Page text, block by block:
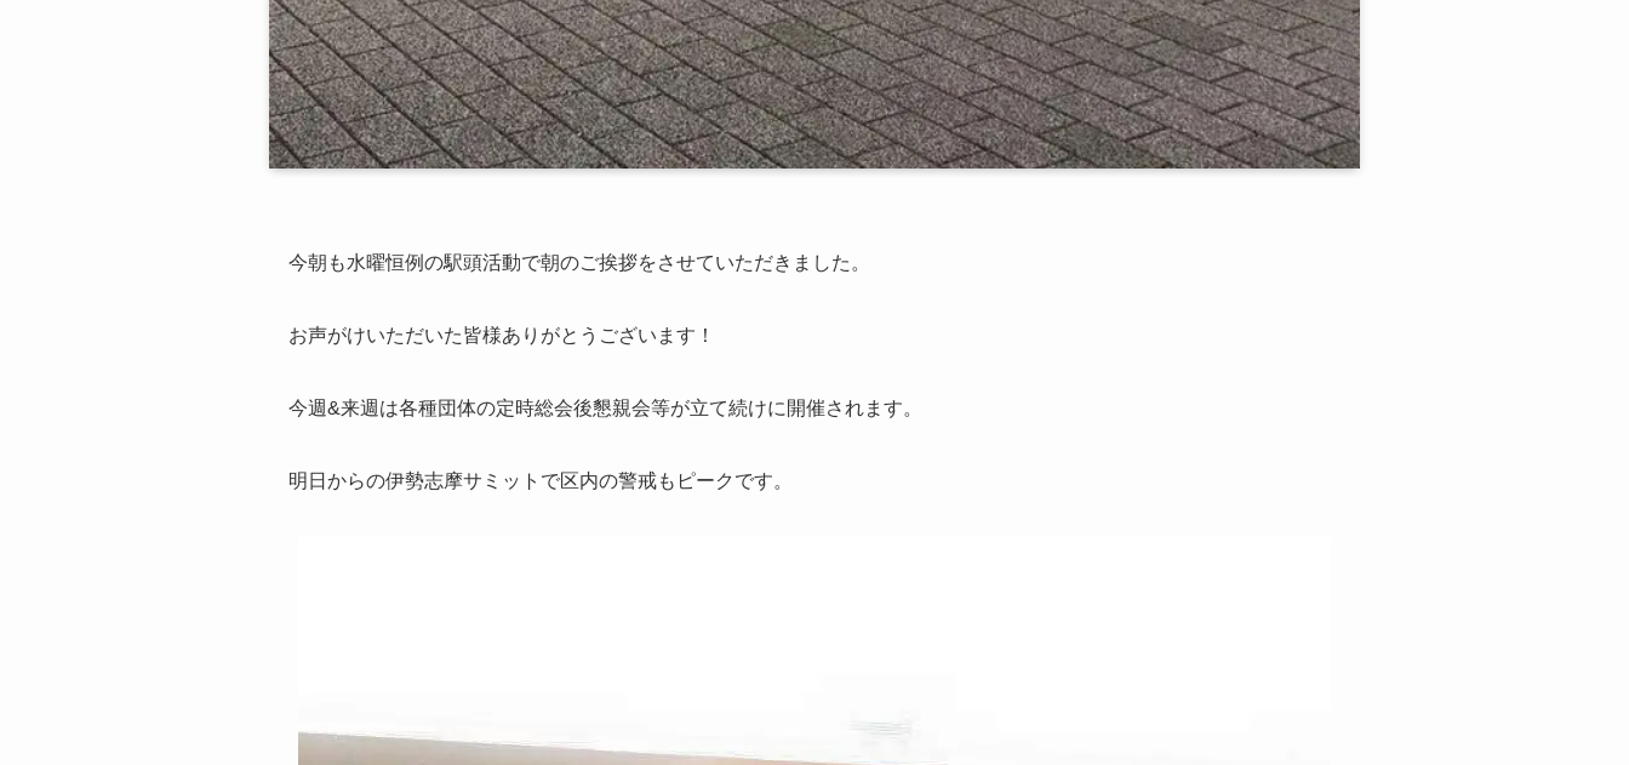
今朝も水曜恒例の駅頭活動で朝のご挨拶をさせていただきました。
お声がけいただいた皆様ありがとうございます！
今週&来週は各種団体の定時総会後懇親会等が立て続けに開催されます。
明日からの伊勢志摩サミットで区内の警戒もピークです。